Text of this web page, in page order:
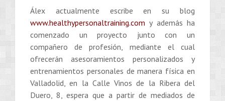
Álex actualmente escribe en su blog
www.healthypersonaltraining.com y además ha
comenzado un proyecto junto con un
compañero de profesión, mediante el cual
ofrecerán asesoramientos personalizados y
entrenamientos personales de manera física en
Valladolid, en la Calle Vinos de la Ribera del
Duero, 8, espera que a partir de mediados de